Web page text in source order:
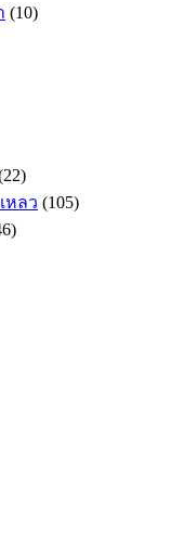
(10)
หลว (105)